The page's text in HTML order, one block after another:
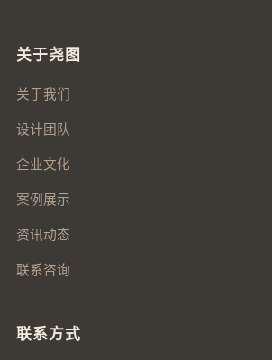
关于尧图
关于我们
设计团队
企业文化
案例展示
资讯动态
联系咨询
联系方式